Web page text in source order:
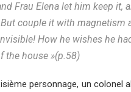
Frau Elena let him keep it,
couple it with
How he wishes he
the house »(p.58)
personnage, un colonel